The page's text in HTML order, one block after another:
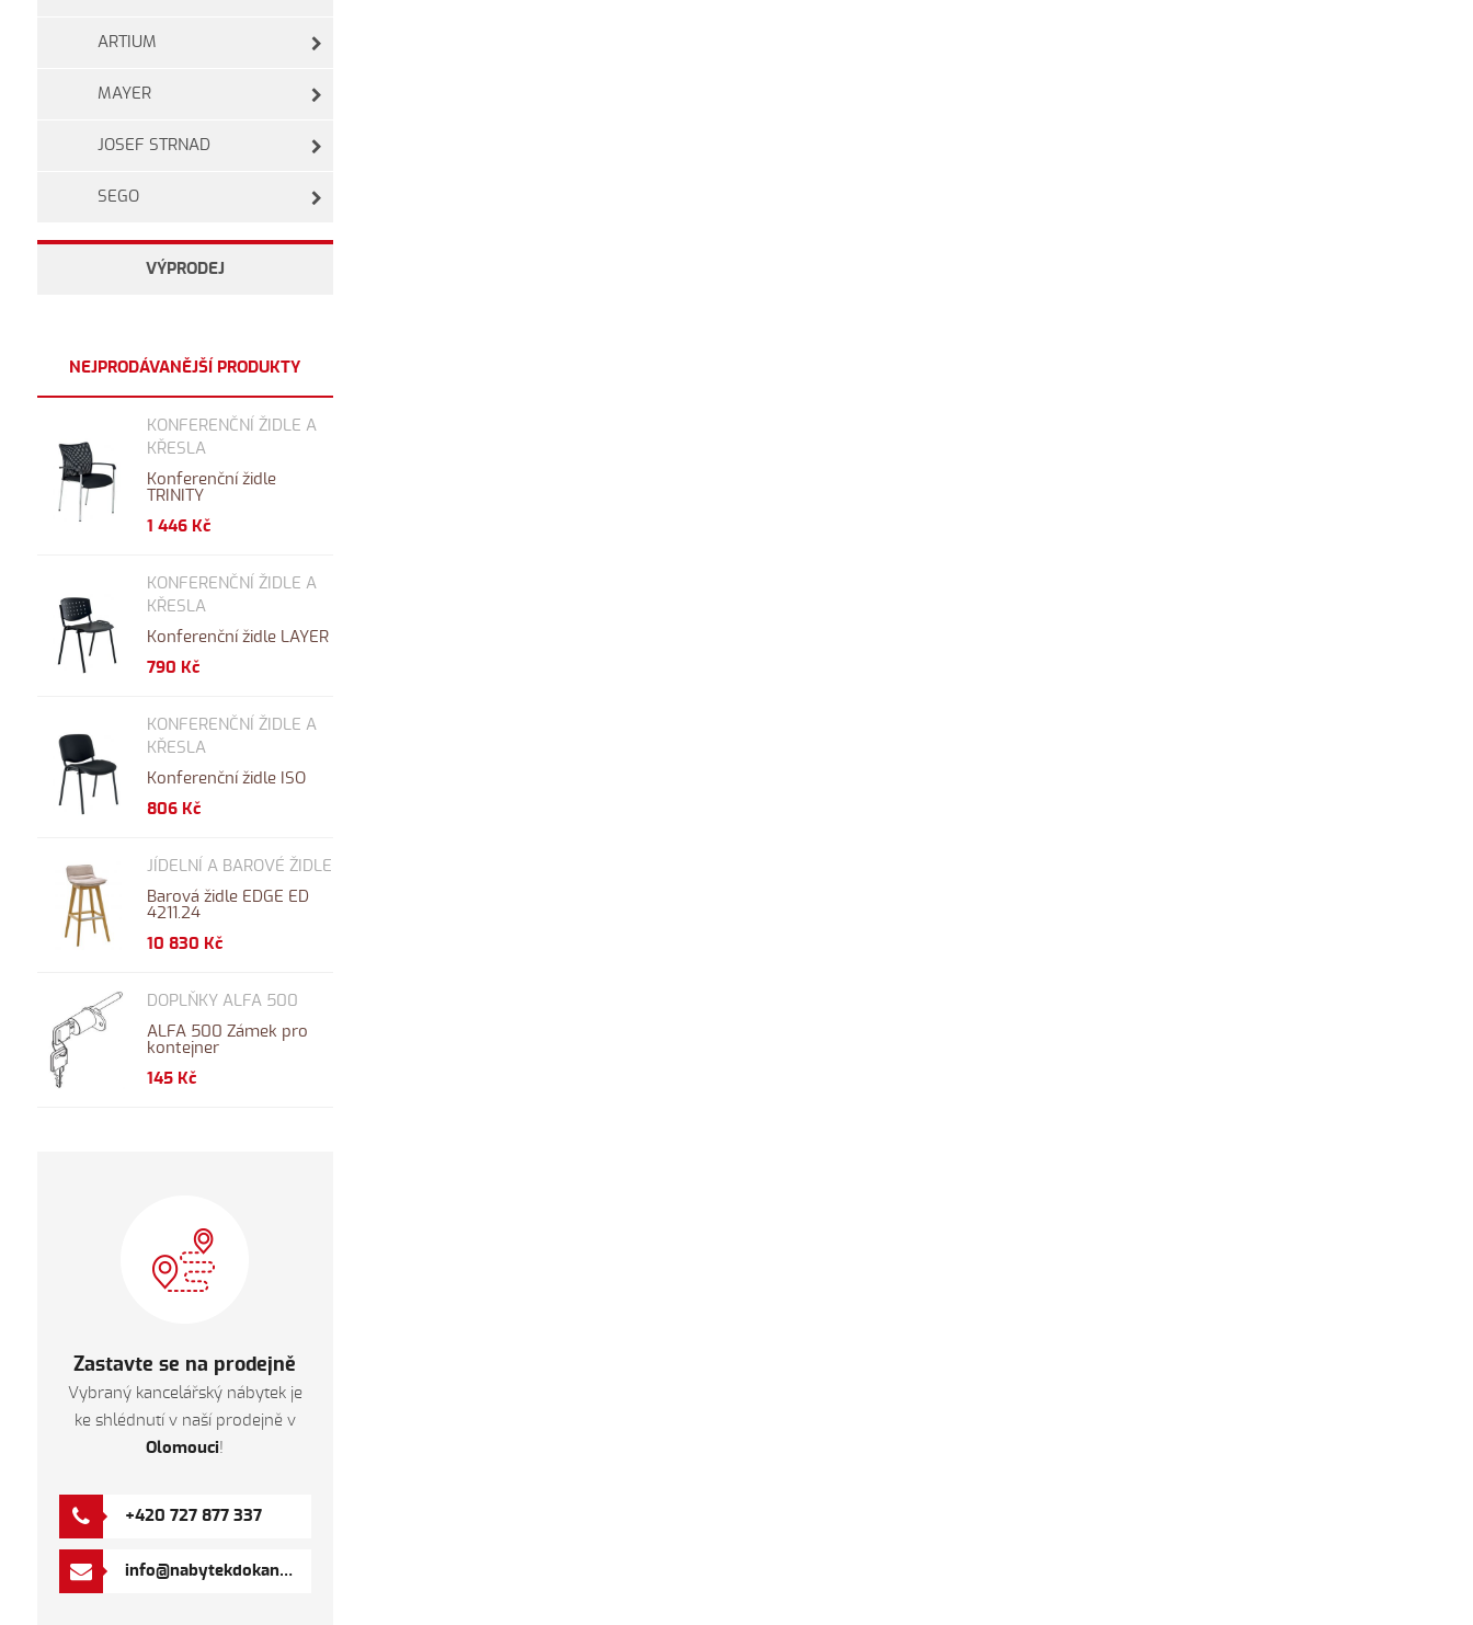
ARTIUM
MAYER
JOSEF STRNAD
SEGO
VÝPRODEJ
NEJPRODÁVANĚJŠÍ PRODUKTY
KONFERENČNÍ ŽIDLE A
KŘESLA
Konferenční židle
TRINITY
1 446 Kč
KONFERENČNÍ ŽIDLE A
KŘESLA
Konferenční židle LAYER
790 Kč
KONFERENČNÍ ŽIDLE A
KŘESLA
Konferenční židle ISO
806 Kč
JÍDELNÍ A BAROVÉ ŽIDLE
Barová židle EDGE ED
4211.24
10 830 Kč
DOPLŇKY ALFA 500
ALFA 500 Zámek pro
kontejner
145 Kč
Zastavte se na prodejně
Vybraný kancelářský nábytek je
ke shlédnutí v naší prodejně v
Olomouci!
+420 727 877 337
info@nabytekdokancelare.com